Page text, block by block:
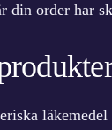
din order har